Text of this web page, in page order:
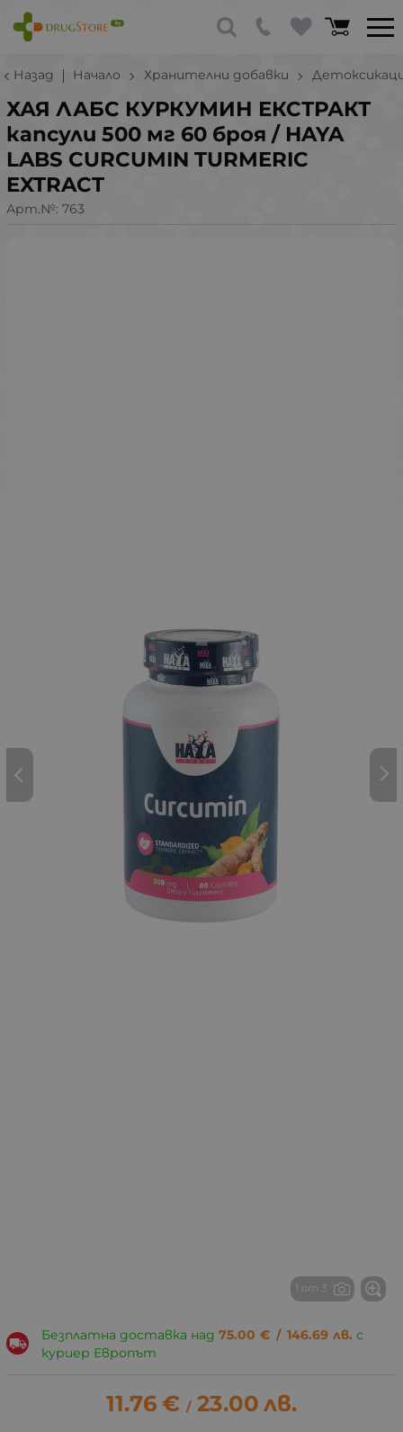
Назад Начало Хранителни добавки
ХАЯ ЛАБС КУРКУМИН ЕКСТРАКТ
капсули 500 мг 60 броя / HAYA
LABS CURCUMIN TURMERIC
EXTRACT
Арт.№: 763
1 от 3
Безплатна доставка над 75.00 € / 146.69 лв. с
куриер Европът
11.76 € / 23.00 лв.